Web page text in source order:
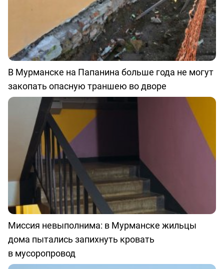
В Мурманске на Папанина больше года не могут
закопать опасную траншею во дворе
Миссия невыполнима: в Мурманске жильцы
дома пытались запихнуть кровать
в мусоропровод